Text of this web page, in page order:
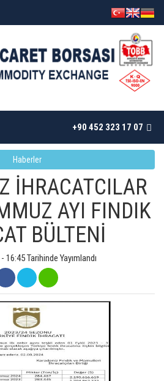
+90 452 323 17 07
Haberler
İHRACATCILAR
AYI FINDIK
BÜLTENİ
Tarihinde Yayımlandı